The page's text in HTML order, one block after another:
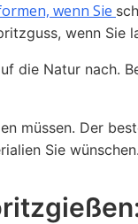
wenn Sie
wenn
die Natur nach.
müssen. Der
Sie wünschen.